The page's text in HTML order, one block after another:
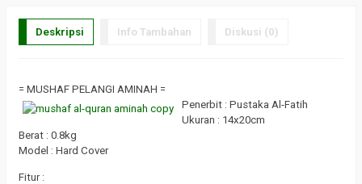
Deskripsi Info Tambahan Diskusi (0)
= MUSHAF PELANGI AMINAH =
Penerbit : Pustaka Al-Fatih
Ukuran : 14x20cm
Berat : 0.8kg
Model : Hard Cover
Fitur :